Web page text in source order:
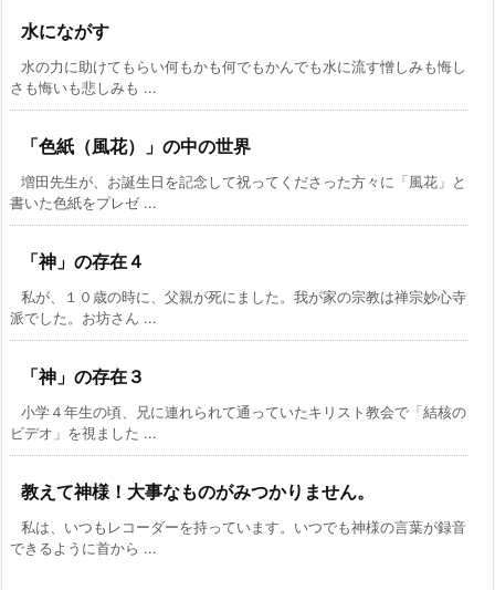
水にながす
水の力に助けてもらい何もかも何でもかんでも水に流す憎しみも悔し
さも悔いも悲しみも ...
「色紙（風花）」の中の世界
増田先生が、お誕生日を記念して祝ってくださった方々に「風花」と
書いた色紙をプレゼ ...
「神」の存在４
私が、１０歳の時に、父親が死にました。我が家の宗教は禅宗妙心寺
派でした。お坊さん ...
「神」の存在３
小学４年生の頃、兄に連れられて通っていたキリスト教会で「結核の
ビデオ」を視ました ...
教えて神様！大事なものがみつかりません。
私は、いつもレコーダーを持っています。いつでも神様の言葉が録音
できるように首から ...